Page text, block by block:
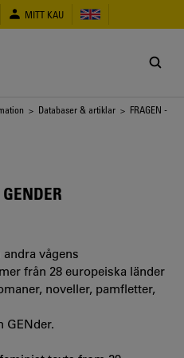
MITT KAU
> Databaser & artiklar > FRAGEN -
vågens
från 28 europeiska länder
noveller, pamfletter,
GENder.